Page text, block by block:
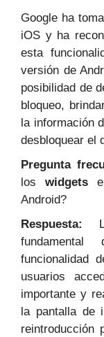
Google ha
iOS y ha
esta
versión de
posibilidad de
bloqueo,
la información
desbloquear el
Pregunta
loswidgets
Android?
Respuesta:
funcionalidad
usuarios
importante y
la pantalla de
reintroducción